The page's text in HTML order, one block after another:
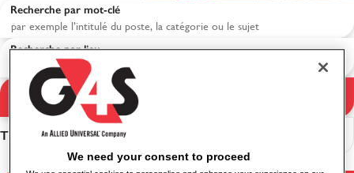
Résultats de la
recherche
Recherche par mot-clé
Recherche par lieu
Trier
We need your consent to proceed